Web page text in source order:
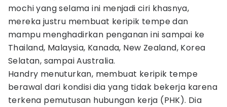
mochi yang selama ini menjadi ciri khasnya,
mereka justru membuat keripik tempe dan
mampu menghadirkan penganan ini sampai ke
Thailand, Malaysia, Kanada, New Zealand, Korea
Selatan, sampai Australia.
Handry menuturkan, membuat keripik tempe
berawal dari kondisi dia yang tidak bekerja karena
terkena pemutusan hubungan kerja (PHK). Dia